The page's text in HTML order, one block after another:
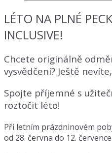
LÉTO NA PLNÉ
INCLUSIVE!
Chcete originálně
vysvědčení? Ještě
Spojte příjemné s
roztočit léto!
Při letním prázdninovém
od 28. června do 12.